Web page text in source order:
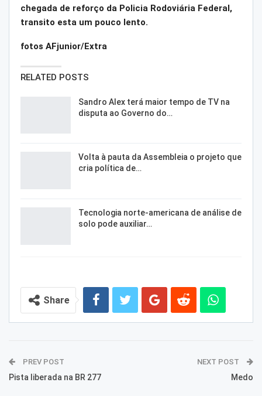
chegada de reforço da Policia Rodoviária Federal,
transito esta um pouco lento.
fotos AFjunior/Extra
RELATED POSTS
Sandro Alex terá maior tempo de TV na
disputa ao Governo do…
Volta à pauta da Assembleia o projeto que
cria política de…
Tecnologia norte-americana de análise de
solo pode auxiliar…
Share
PREV POST
Pista liberada na BR 277
NEXT POST
Medo